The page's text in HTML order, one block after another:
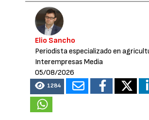
Elio Sancho
Periodista especializado en
Interempresas Media
05/08/2026
1284